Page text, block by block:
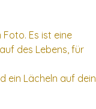
Es ist eine
des Lebens, für
ein Lächeln auf dein